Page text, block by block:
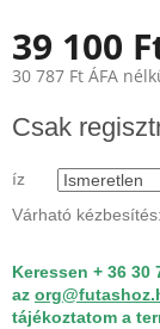
39 100
30 787 Ft ÁFA
Csak
íz
Várható kézbesítés:
Keressen + 36
az
tájékoztatom a